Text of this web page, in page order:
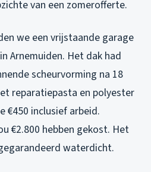
van een zomerofferte.
we een vrijstaande garage
Arnemuiden. Het dak had
scheurvorming na 18
reparatiepasta en polyester
inclusief arbeid.
€2.800 hebben gekost. Het
waterdicht.